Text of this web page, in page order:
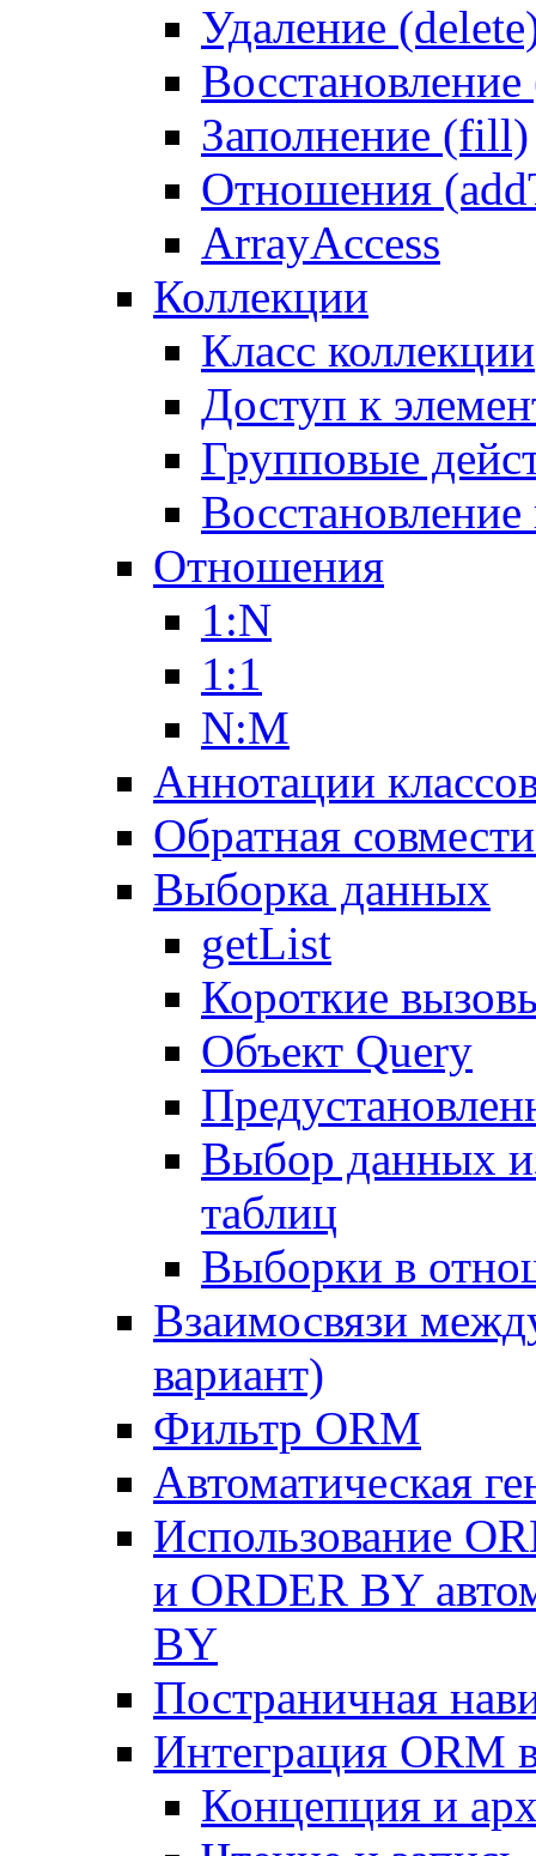
Удаление
Заполнение (fill)
Отношения
ArrayAccess
Коллекции
Класс коллекции
Доступ к
Групповые
Отношения
1:N
1:1
N:M
Аннотации
Обратная
Выборка данных
getList
Короткие
Объект Query
Выбор данных
таблиц
Выборки в
Взаимосвязи
вариант)
Фильтр ORM
Автоматическая
Использование
и ORDER BY
BY
Постраничная
Интеграция ORM
Концепция и